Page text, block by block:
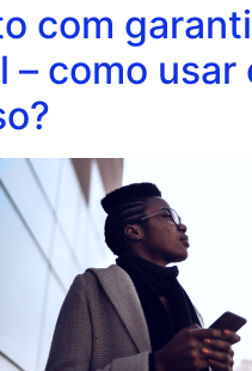
com
– como usar